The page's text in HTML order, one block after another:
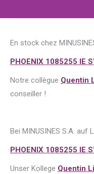
En stock chez
PHOENIX 1085255 IE
Notre collègue Quentin
conseiller !
Bei MINUSINES S.A. auf
PHOENIX 1085255 IE
Unser Kollege Quentin